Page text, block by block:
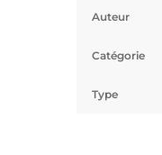
Auteur
Catégorie
Type